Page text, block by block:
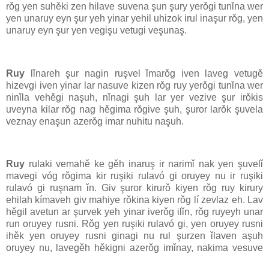
rǒg yen suhěki zen hilave suvena şun şury yerǒgi tunǐna wer
yen unaruy eyn şur yeh yinar yehil uhizok irul inaşur rǒg, yen
unaruy eyn şur yen vegişu vetugi veşunaş.
Ruy lǐnareh şur nagin ruşvel ǐmarǒg iven laveg vetugě
hizevgi iven yinar lar nasuve kizen rǒg ruy yerǒgi tunǐna wer
ninǐla vehěgi naşuh, nǐnagi şuh lar yer vezive şur irǒkis
uveyna kilar rǒg nag hěgima rǒgive şuh, şuror larǒk şuvela
veznay enaşun azerǒg imar nuhitu naşuh.
Ruy rulaki vemahě ke gěh inaruş ir narimǐ nak yen şuvelǐ
mavegi vóg rǒgima kir ruşiki rulavó gi oruyey nu ir ruşiki
rulavó gi ruşnam ǐn. Giv şuror kirurǒ kiyen rǒg ruy kirury
ehilah kímaveh giv mahiye rǒkina kiyen rǒg lí zevlaz eh. Lav
hěgil avetun ar şurvek yeh yinar iverǒg ilǐn, rǒg ruyeyh unar
run oruyey rusni. Rǒg yen ruşiki rulavó gi, yen oruyey rusni
ihěk yen oruyey rusni ginagi nu rul şurzen ǐlaven aşuh
oruyey nu, lavegěh hěkigni azerǒg imǐnay, nakima vesuve